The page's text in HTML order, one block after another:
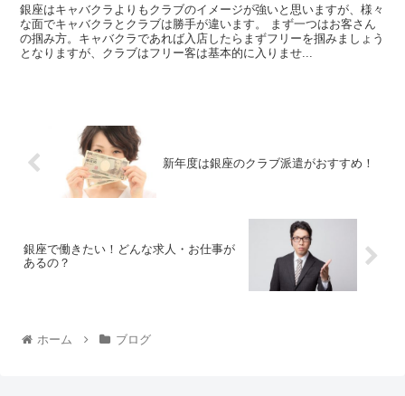
銀座はキャバクラよりもクラブのイメージが強いと思いますが、様々
な面でキャバクラとクラブは勝手が違います。 まず一つはお客さん
の掴み方。キャバクラであれば入店したらまずフリーを掴みましょう
となりますが、クラブはフリー客は基本的に入りませ...
新年度は銀座のクラブ派遣がおすすめ！
銀座で働きたい！どんな求人・お仕事が
あるの？
ホーム ブログ